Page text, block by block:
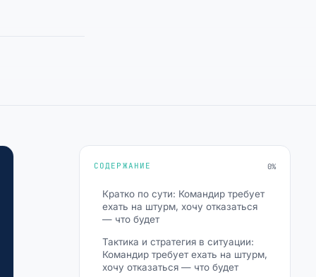
СОДЕРЖАНИЕ 0%
Кратко по сути: Командир требует
ехать на штурм, хочу отказаться
— что будет
Тактика и стратегия в ситуации:
Командир требует ехать на штурм,
хочу отказаться — что будет